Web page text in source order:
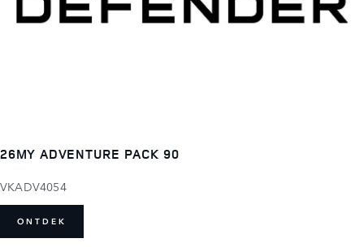
26MY ADVENTURE PACK 90
VKADV4054
ONTDEK